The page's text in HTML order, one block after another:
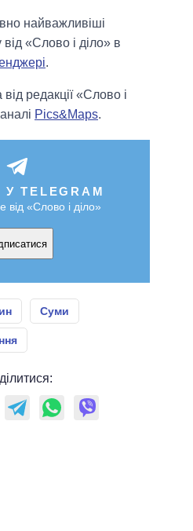
найважливіші
«Слово і діло» в
.
редакції «Слово і
Pics&Maps.
TELEGRAM
від «Слово і діло»
Суми